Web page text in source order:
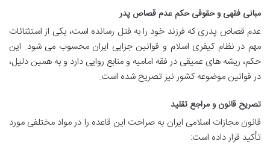
مبانی فقهی و حقوقی حکم عدم قصاص پدر
عدم قصاص پدری که فرزند خود را به قتل رسانده است، یکی از استثنائات
مهم در نظام کیفری اسلام و قوانین جزایی ایران محسوب می شود. این
حکم، ریشه های عمیقی در فقه امامیه و منابع روایی دارد و به همین دلیل،
در قوانین موضوعه کشور نیز تصریح شده است.
تصریح قانون و مراجع تقلید
قانون مجازات اسلامی ایران به صراحت این قاعده را در مواد مختلفی مورد
تأکید قرار داده است: